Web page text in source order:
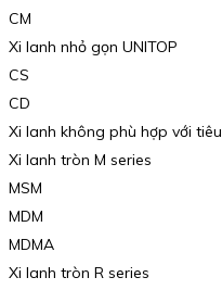
CM
Xi lanh nhỏ gọn UNITOP
CS
CD
Xi lanh không phù hợp với
Xi lanh tròn M series
MSM
MDM
MDMA
Xi lanh tròn R series